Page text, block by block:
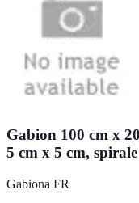
Gabion 100 cm x
5 cm x 5 cm, spirale
Gabiona FR